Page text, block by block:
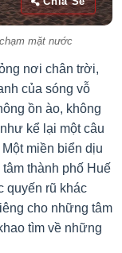
mặt nước
nơi chân trời,
của sóng vỗ
ồn ào, không
kể lại một câu
miền biển dịu
thành phố Huế
quyến rũ khác
cho những tâm
tìm về những